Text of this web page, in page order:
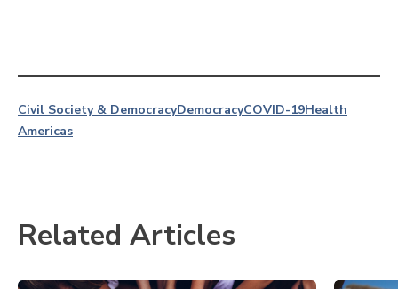
Civil Society & DemocracyDemocracyCOVID-19Health
Americas
Related Articles